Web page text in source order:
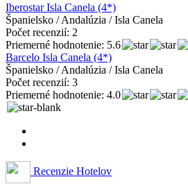
Iberostar Isla Canela (4*)
Španielsko / Andalúzia / Isla Canela
Počet recenzií: 2
Priemerné hodnotenie: 5.6
Barcelo Isla Canela (4*)
Španielsko / Andalúzia / Isla Canela
Počet recenzií: 3
Priemerné hodnotenie: 4.0
Recenzie Hotelov